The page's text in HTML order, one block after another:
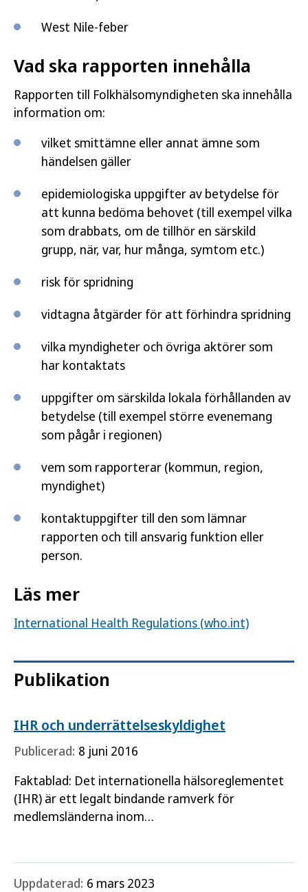
West Nile-feber
Vad ska rapporten innehålla
Rapporten till Folkhälsomyndigheten ska innehålla
information om:
vilket smittämne eller annat ämne som
händelsen gäller
epidemiologiska uppgifter av betydelse för
att kunna bedöma behovet (till exempel vilka
som drabbats, om de tillhör en särskild
grupp, när, var, hur många, symtom etc.)
risk för spridning
vidtagna åtgärder för att förhindra spridning
vilka myndigheter och övriga aktörer som
har kontaktats
uppgifter om särskilda lokala förhållanden av
betydelse (till exempel större evenemang
som pågår i regionen)
vem som rapporterar (kommun, region,
myndighet)
kontaktuppgifter till den som lämnar
rapporten och till ansvarig funktion eller
person.
Läs mer
International Health Regulations (who.int)
Publikation
IHR och underrättelseskyldighet
Publicerad: 8 juni 2016
Faktablad: Det internationella hälsoreglementet
(IHR) är ett legalt bindande ramverk för
medlemsländerna inom
Uppdaterad: 6 mars 2023